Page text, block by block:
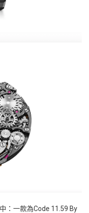
：一款為Code 11.59 By